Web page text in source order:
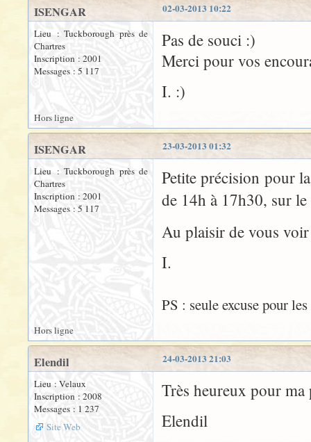
02-03-2013 10:22
ISENGAR
Lieu : Tuckborough près de
Chartres
Inscription : 2001
Messages : 5 117
Pas de souci :)
Merci pour vos
I. :)
Hors ligne
23-03-2013 01:32
ISENGAR
Lieu : Tuckborough près de
Chartres
Inscription : 2001
Messages : 5 117
Petite précision pour
de 14h à 17h30, sur
Au plaisir de vous
I.
PS : seule excuse pour
Hors ligne
24-03-2013 21:03
Elendil
Lieu : Velaux
Inscription : 2008
Messages : 1 237
Site Web
Très heureux pour
Elendil